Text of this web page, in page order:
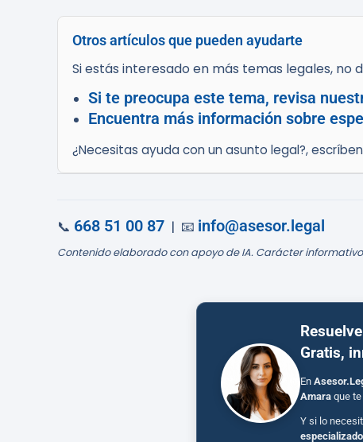
Otros artículos que pueden ayudarte
Si estás interesado en más temas legales, no
Si te preocupa este tema, revisa
Encuentra más información sobre
¿Necesitas ayuda con un asunto legal?,
📞 668 51 00 87 | 📧 info@asesor.legal
Contenido elaborado con apoyo de IA. Carácter
Gratis,
En
Amara que
Y si lo
especializado